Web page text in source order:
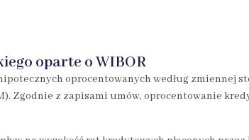
oparte o WIBOR
oprocentowanych według zmiennej
Zgodnie z zapisami umów, oprocentowanie